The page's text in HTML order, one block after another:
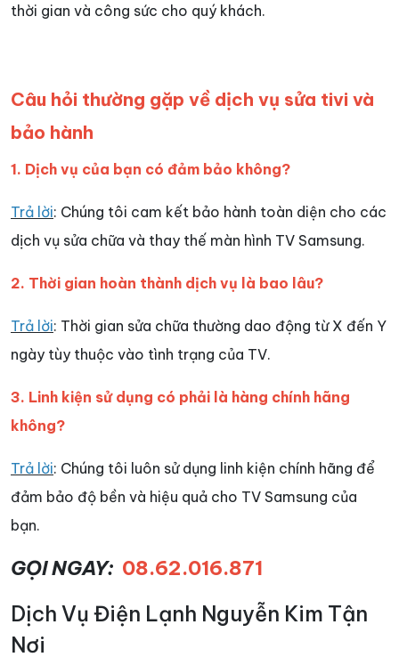
thời gian và công sức cho quý khách.
Câu hỏi thường gặp về dịch vụ sửa tivi và
bảo hành
1. Dịch vụ của bạn có đảm bảo không?
Trả lời: Chúng tôi cam kết bảo hành toàn diện cho các
dịch vụ sửa chữa và thay thế màn hình TV Samsung.
2. Thời gian hoàn thành dịch vụ là bao lâu?
Trả lời: Thời gian sửa chữa thường dao động từ X đến Y
ngày tùy thuộc vào tình trạng của TV.
3. Linh kiện sử dụng có phải là hàng chính hãng
không?
Trả lời: Chúng tôi luôn sử dụng linh kiện chính hãng để
đảm bảo độ bền và hiệu quả cho TV Samsung của
bạn.
GỌI NGAY: 08.62.016.871
Dịch Vụ Điện Lạnh Nguyễn Kim Tận
Nơi